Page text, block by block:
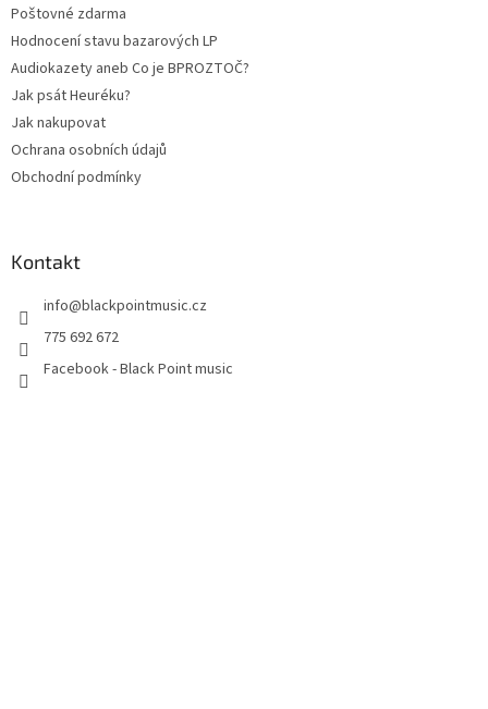
Poštovné zdarma
Hodnocení stavu bazarových LP
Audiokazety aneb Co je BPROZTOČ?
Jak psát Heuréku?
Jak nakupovat
Ochrana osobních údajů
Obchodní podmínky
Kontakt
info@blackpointmusic.cz
775 692 672
Facebook - Black Point music